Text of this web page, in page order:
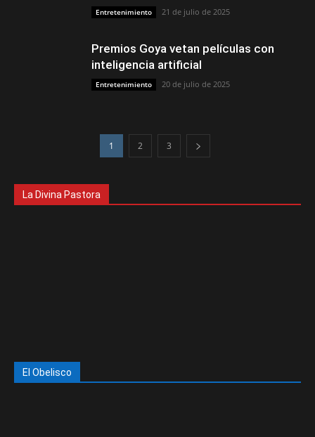
Entretenimiento 21 de julio de 2025
Premios Goya vetan películas con
inteligencia artificial
Entretenimiento 20 de julio de 2025
1 2 3
La Divina Pastora
El Obelisco